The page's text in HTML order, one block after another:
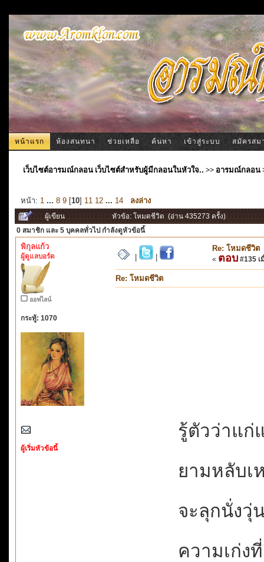
หน้าแรก ห้องสนทนา ช่วยเหลือ ค้นหา เข้าสู่ระบบ สมัครสม
เว็บไซต์อารมณ์กลอน เว็บไซต์สำหรับผู้มีกลอนในหัวใจ.. >> อารมณ์กลอน
หน้า: 1 ... 8 9 [10] 11 12 ... 14 ลงล่าง
ผู้เขียน
หัวข้อ: โหมดชีวิต (อ่าน 435273 ครั้ง)
0 สมาชิก และ 5 บุคคลทั่วไป กำลังดูหัวข้อนี้
พิกุลแก้ว
ผู้ดูแลบอร์ด
ออฟไลน์
กระทู้: 1070
ผู้เริ่มหัวข้อนี้
Re: โหมดชีวิต
« ตอบ #135 เ
Re: โหมดชีวิต
รู้ตัวว่าแก่
ยามหลับเ
จะลุกนั่งวุ่
ความเก่ง